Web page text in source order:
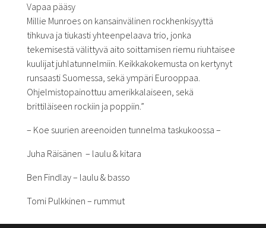
Vapaa pääsy
Millie Munroes on kansainvälinen rockhenkisyyttä
tihkuva ja tiukasti yhteenpelaava trio, jonka
tekemisestä välittyvä aito soittamisen riemu riuhtaisee
kuulijat juhlatunnelmiin. Keikkakokemusta on kertynyt
runsaasti Suomessa, sekä ympäri Eurooppaa.
Ohjelmistopainottuu amerikkalaiseen, sekä
brittiläiseen rockiin ja poppiin.”
– Koe suurien areenoiden tunnelma taskukoossa –
Juha Räisänen – laulu & kitara
Ben Findlay – laulu & basso
Tomi Pulkkinen – rummut